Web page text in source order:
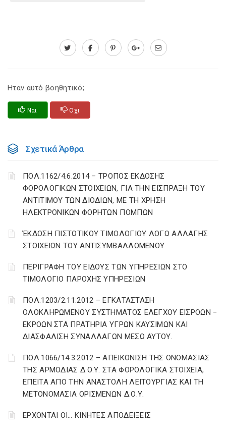
Ηταν αυτό βοηθητικό;
Ναι Οχι
Σχετικά Άρθρα
ΠΟΛ.1162/4.6.2014 – ΤΡΟΠΟΣ ΕΚΔΟΣΗΣ
ΦΟΡΟΛΟΓΙΚΩΝ ΣΤΟΙΧΕΙΩΝ, ΓΙΑ ΤΗΝ ΕΙΣΠΡΑΞΗ ΤΟΥ
ΑΝΤΙΤΙΜΟΥ ΤΩΝ ΔΙΟΔΙΩΝ, ΜΕ ΤΗ ΧΡΗΣΗ
ΗΛΕΚΤΡΟΝΙΚΩΝ ΦΟΡΗΤΩΝ ΠΟΜΠΩΝ
ΈΚΔΟΣΗ ΠΙΣΤΩΤΙΚΟΥ ΤΙΜΟΛΟΓΙΟΥ ΛΟΓΩ ΑΛΛΑΓΗΣ
ΣΤΟΙΧΕΙΩΝ ΤΟΥ ΑΝΤΙΣΥΜΒΑΛΛΟΜΕΝΟΥ
ΠΕΡΙΓΡΑΦΗ ΤΟΥ ΕΙΔΟΥΣ ΤΩΝ ΥΠΗΡΕΣΙΩΝ ΣΤΟ
ΤΙΜΟΛΟΓΙΟ ΠΑΡΟΧΗΣ ΥΠΗΡΕΣΙΩΝ
ΠΟΛ.1203/2.11.2012 – ΕΓΚΑΤΑΣΤΑΣΗ
ΟΛΟΚΛΗΡΩΜΕΝΟΥ ΣΥΣΤΗΜΑΤΟΣ ΕΛΕΓΧΟΥ ΕΙΣΡΟΩΝ −
ΕΚΡΟΩΝ ΣΤΑ ΠΡΑΤΗΡΙΑ ΥΓΡΩΝ ΚΑΥΣΙΜΩΝ ΚΑΙ
ΔΙΑΣΦΑΛΙΣΗ ΣΥΝΑΛΛΑΓΩΝ ΜΕΣΩ ΑΥΤΟΥ.
ΠΟΛ.1066/14.3.2012 – ΑΠΕΙΚΟΝΙΣΗ ΤΗΣ ΟΝΟΜΑΣΙΑΣ
ΤΗΣ ΑΡΜΟΔΙΑΣ Δ.Ο.Υ. ΣΤΑ ΦΟΡΟΛΟΓΙΚΑ ΣΤΟΙΧΕΙΑ,
ΕΠΕΙΤΑ ΑΠΟ ΤΗΝ ΑΝΑΣΤΟΛΗ ΛΕΙΤΟΥΡΓΙΑΣ ΚΑΙ ΤΗ
ΜΕΤΟΝΟΜΑΣΙΑ ΟΡΙΣΜΕΝΩΝ Δ.Ο.Υ.
EΡΧΟΝΤΑΙ ΟΙ… ΚΙΝΗΤΕΣ ΑΠΟΔΕΙΞΕΙΣ